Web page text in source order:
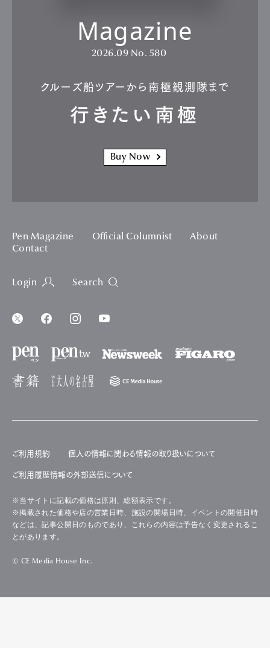
Magazine
2026.09 No. 580
クルーズ船ツアーから南極観測隊まで
行きたい南極
Buy Now
Pen Magazine Official Columnist
About
Contact
Login Search
ご利用規約 個人の情報に関わる情報の取り扱いについて
ご利用履歴情報の外部送信について
※当サイトに記載の価格は原則、総額表示です。
※掲載された価格や店の営業日時、施設の開場日時、イベントの開催日時
などは、記事公開日のものであり、これらの内容は予告なく変更されるこ
とがあります。
© CE Media House Inc.